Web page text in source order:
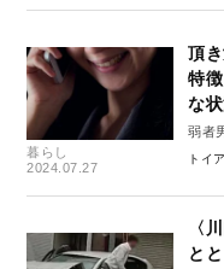
暮らし
2024.07.27
頂
特
な
弱者
トイ
〈
と